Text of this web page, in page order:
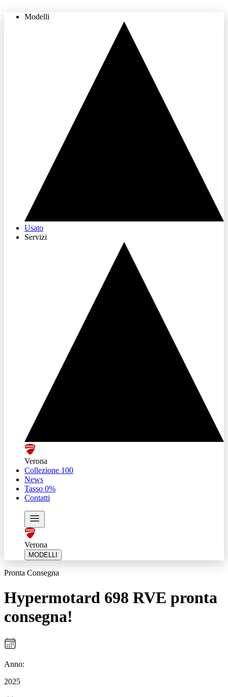
Modelli
Usato
Servizi
Verona
Collezione 100
News
Tasso 0%
Contatti
Verona
MODELLI
Pronta Consegna
Hypermotard 698 RVE pronta
consegna!
Anno:
2025